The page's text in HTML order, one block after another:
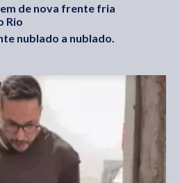
de nova frente fria
Rio
nublado a nublado.